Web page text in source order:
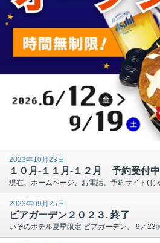
2023年10月23日
１０月-１１月-１２月 予約受付中
2023年09月25日
ビアガーデン２０２３. 終了